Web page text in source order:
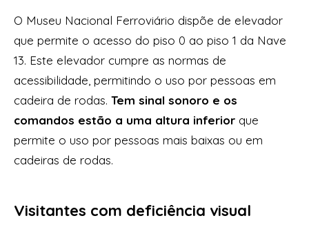
O Museu Nacional Ferroviário dispõe de elevador
que permite o acesso do piso 0 ao piso 1 da Nave
13. Este elevador cumpre as normas de
acessibilidade, permitindo o uso por pessoas em
cadeira de rodas. Tem sinal sonoro e os
comandos estão a uma altura inferior que
permite o uso por pessoas mais baixas ou em
cadeiras de rodas.
Visitantes com deficiência visual